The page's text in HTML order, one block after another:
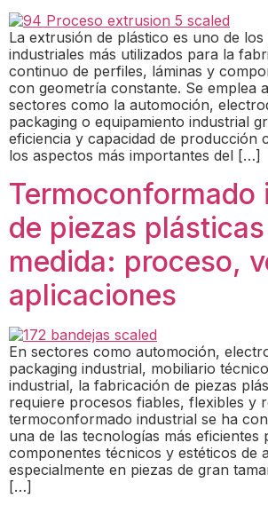
La extrusión de plástico es uno de
industriales más utilizados para la
continuo de perfiles, láminas y
con geometría constante. Se emplea
sectores como la automoción,
packaging o equipamiento industrial
eficiencia y capacidad de producción
los aspectos más importantes del […]
Termoconformado
de piezas
medida: proceso,
aplicaciones
En sectores como automoción,
packaging industrial, mobiliario
industrial, la fabricación de piezas
requiere procesos fiables, flexibles y
termoconformado industrial se ha
una de las tecnologías más eficientes
componentes técnicos y estéticos de
especialmente en piezas de gran
[…]